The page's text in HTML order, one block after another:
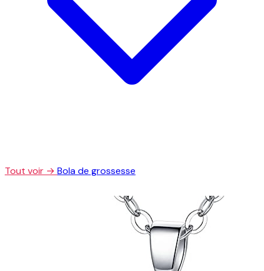
Tout voir → Bola de grossesse